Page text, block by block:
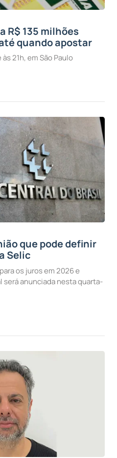
R$ 135 milhões
quando apostar
21h, em São Paulo
que pode definir
Selic
os juros em 2026 e
será anunciada nesta quarta-